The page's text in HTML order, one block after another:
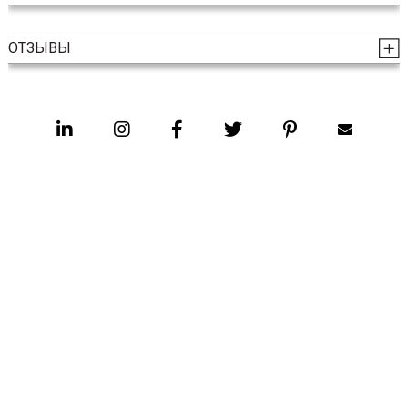
ОТЗЫВЫ